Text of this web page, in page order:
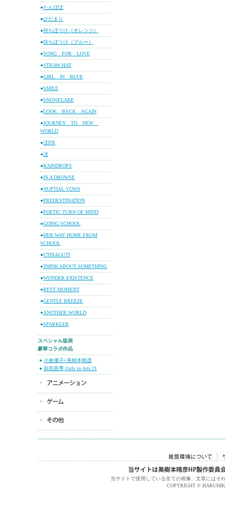
●たんぽぽ
●ひだまり
●待ちぼうけ（オレンジ）
●待ちぼうけ（ブルー）
●SONG FOR LOVE
●STRAW HAT
●GIRL IN BLUE
●SMILE
●SNOWFLAKE
●LOOK BACK AGAIN
●JOURNEY TO NEW
WORLD
●涼DX
●涼
●RAINDROPS
●IN A DROWSE
●NUPTIAL VOWS
●PREDESTINATION
●POETIC TURN OF MIND
●GOING SCHOOL
●HER WAY HOME FROM
SCHOOL
●UTINAGUTI
●THINK ABOUT SOMETHING
●WONDER EXISTENCE
●REST MOMENT
●GENTLE BREEZE
●ANOTHER WORLD
●SPARKLER
スペシャル版画
豪華コラボ作品
● 小倉優子×美樹本晴彦
● 前田亜季 Girls in Arts 21
当サイトで使用している全ての画像、文章にはそ
COPYRIGHT ©